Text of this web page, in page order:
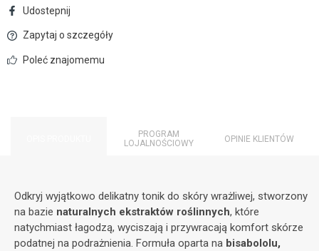
Udostepnij
Zapytaj o szczegóły
Poleć znajomemu
PROGRAM
LOJALNOŚCIOWY
OPINIE KLIENTÓW
Odkryj wyjątkowo delikatny tonik do skóry wrażliwej, stworzony
na bazie naturalnych ekstraktów roślinnych, które
natychmiast łagodzą, wyciszają i przywracają komfort skórze
podatnej na podrażnienia. Formuła oparta na bisabololu,